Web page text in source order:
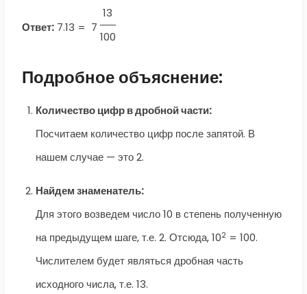
Ответ: 7.13 = 7
13
100
Подробное объяснение:
Количество цифр в дробной части:
Посчитаем количество цифр после запятой. В
нашем случае — это 2.
Найдем знаменатель:
Для этого возведем число 10 в степень полученную
на предыдущем шаге, т.е. 2. Отсюда, 102= 100.
Числителем будет являться дробная часть
исходного числа, т.е. 13.